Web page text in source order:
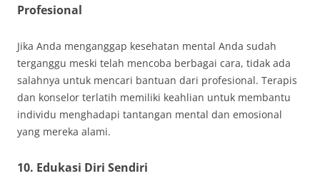
Profesional
Jika Anda menganggap kesehatan mental Anda sudah
terganggu meski telah mencoba berbagai cara, tidak ada
salahnya untuk mencari bantuan dari profesional. Terapis
dan konselor terlatih memiliki keahlian untuk membantu
individu menghadapi tantangan mental dan emosional
yang mereka alami.
10. Edukasi Diri Sendiri